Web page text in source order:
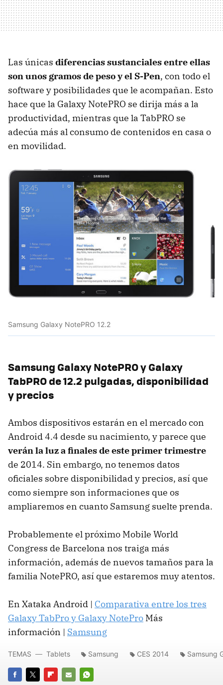
Las únicas diferencias sustanciales entre ellas
son unos gramos de peso y el S-Pen, con todo el
software y posibilidades que le acompañan. Esto
hace que la Galaxy NotePRO se dirija más a la
productividad, mientras que la TabPRO se
adecúa más al consumo de contenidos en casa o
en movilidad.
Samsung Galaxy NotePRO 12.2
Samsung Galaxy NotePRO y Galaxy
TabPRO de 12.2 pulgadas, disponibilidad
y precios
Ambos dispositivos estarán en el mercado con
Android 4.4 desde su nacimiento, y parece que
verán la luz a finales de este primer trimestre
de 2014. Sin embargo, no tenemos datos
oficiales sobre disponibilidad y precios, así que
como siempre son informaciones que os
ampliaremos en cuanto Samsung suelte prenda.
Probablemente el próximo Mobile World
Congress de Barcelona nos traiga más
información, además de nuevos tamaños para la
familia NotePRO, así que estaremos muy atentos.
En Xataka Android | Comparativa entre los tres
Galaxy TabPro y Galaxy NotePro Más
información | Samsung
TEMAS Tablets Samsung CES 2014 Samsung